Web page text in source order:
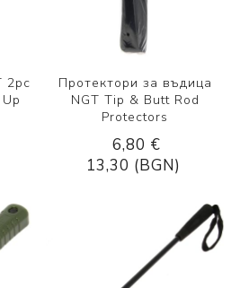
2pc
Протектори за въдица
NGT Tip & Butt Rod
Protectors
6,80 €
13,30 (BGN)